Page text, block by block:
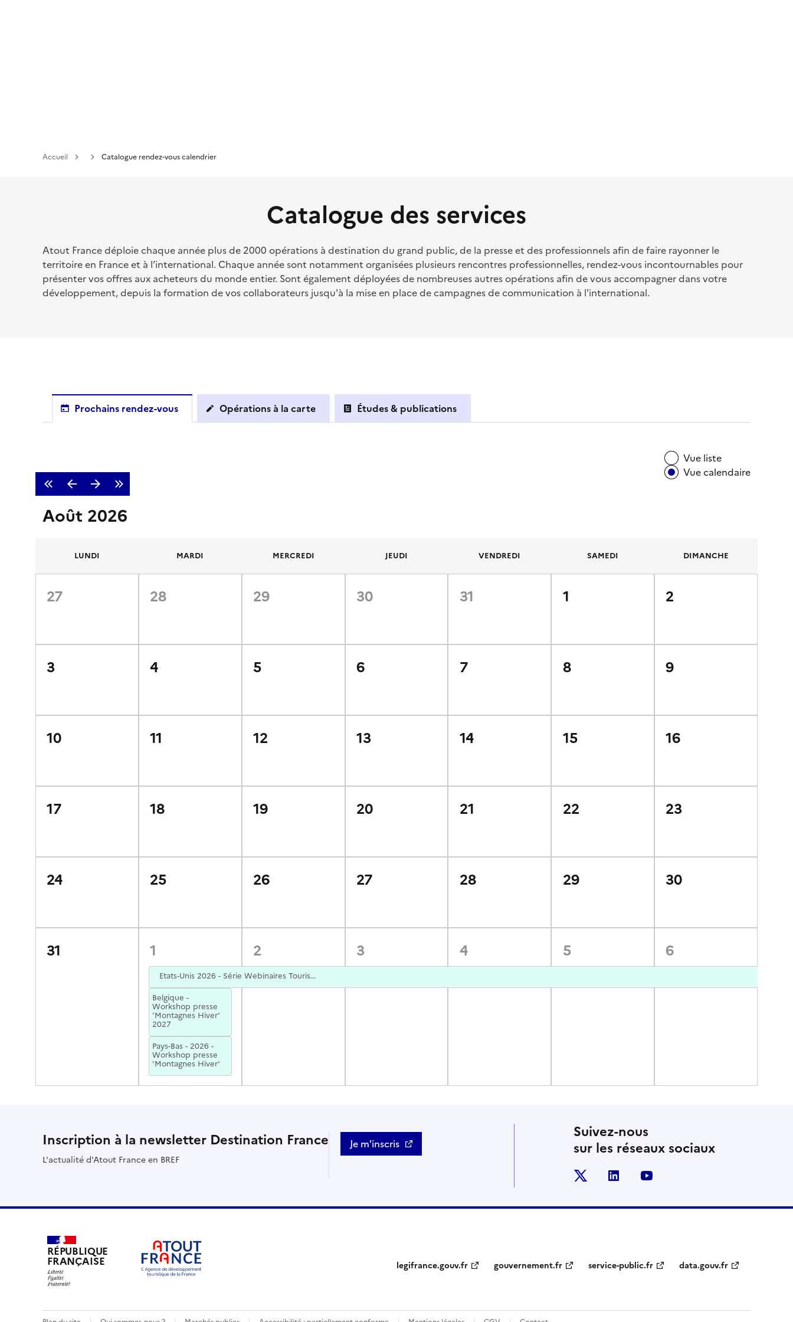
Accueil Catalogue rendez-vous calendrier
Catalogue des services
Atout France déploie chaque année plus de 2000 opérations à destination du grand public, de la presse et des professionnels afin de faire rayonner le
territoire en France et à l’international. Chaque année sont notamment organisées plusieurs rencontres professionnelles, rendez-vous incontournables pour
présenter vos offres aux acheteurs du monde entier. Sont également déployées de nombreuses autres opérations afin de vous accompagner dans votre
développement, depuis la formation de vos collaborateurs jusqu'à la mise en place de campagnes de communication à l'international.
Prochains rendez-vous Opérations à la carte Études & publications
Vue liste
Vue calendaire
Août 2026
LUNDI MARDI MERCREDI JEUDI VENDREDI SAMEDI DIMANCHE
27 28 29 30 31 1 2
3 4 5 6 7 8 9
10 11 12 13 14 15 16
17 18 19 20 21 22 23
24 25 26 27 28 29 30
31 1
Belgique -
Workshop presse
'Montagnes Hiver'
2027
Pays-Bas - 2026 -
Workshop presse
'Montagnes Hiver'
Etats-Unis 2026 - Série Webinaires Tourisme Durable (sept-nov)
2 3 4 5 6
Inscription à la newsletter Destination France
L'actualité d'Atout France en BREF
Je m'inscris
Suivez-nous
sur les réseaux sociaux
linkedin
RÉPUBLIQUE
FRANÇAISE legifrance.gouv.fr gouvernement.fr service-public.fr data.gouv.fr